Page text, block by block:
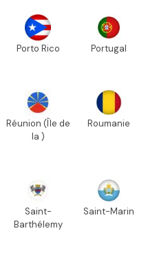
Porto Rico Portugal
Réunion (Île de
la )
Roumanie
Saint-
Barthélemy
Saint-Marin